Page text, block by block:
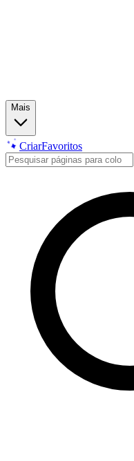
Mais
CriarFavoritos